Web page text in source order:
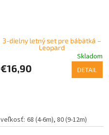
3-dielny letný set pre bábätká –
Leopard
Skladom
€16,90 DETAIL
68 (4-6m) 80 (9-12m)